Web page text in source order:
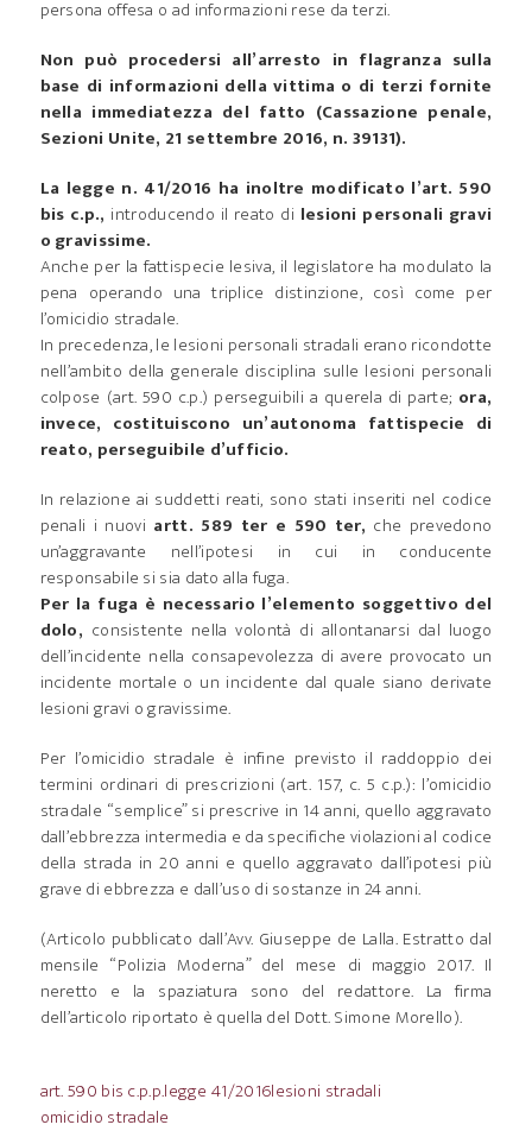
persona offesa o ad informazioni rese da terzi.
Non può procedersi all’arresto in flagranza sulla
base di informazioni della vittima o di terzi fornite
nella immediatezza del fatto (Cassazione penale,
Sezioni Unite, 21 settembre 2016, n. 39131).
La legge n. 41/2016 ha inoltre modificato l’art. 590
bis c.p., introducendo il reato di lesioni personali gravi
o gravissime.
Anche per la fattispecie lesiva, il legislatore ha modulato la
pena operando una triplice distinzione, così come per
l’omicidio stradale.
In precedenza, le lesioni personali stradali erano ricondotte
nell’ambito della generale disciplina sulle lesioni personali
colpose (art. 590 c.p.) perseguibili a querela di parte; ora,
invece, costituiscono un’autonoma fattispecie di
reato, perseguibile d’ufficio.
In relazione ai suddetti reati, sono stati inseriti nel codice
penali i nuovi artt. 589 ter e 590 ter, che prevedono
un’aggravante nell’ipotesi in cui in conducente
responsabile si sia dato alla fuga.
Per la fuga è necessario l’elemento soggettivo del
dolo, consistente nella volontà di allontanarsi dal luogo
dell’incidente nella consapevolezza di avere provocato un
incidente mortale o un incidente dal quale siano derivate
lesioni gravi o gravissime.
Per l’omicidio stradale è infine previsto il raddoppio dei
termini ordinari di prescrizioni (art. 157, c. 5 c.p.): l’omicidio
stradale “semplice” si prescrive in 14 anni, quello aggravato
dall’ebbrezza intermedia e da specifiche violazioni al codice
della strada in 20 anni e quello aggravato dall’ipotesi più
grave di ebbrezza e dall’uso di sostanze in 24 anni.
(Articolo pubblicato dall’Avv. Giuseppe de Lalla. Estratto dal
mensile “Polizia Moderna” del mese di maggio 2017. Il
neretto e la spaziatura sono del redattore. La firma
dell’articolo riportato è quella del Dott. Simone Morello).
art. 590 bis c.p.p.legge 41/2016lesioni stradali
omicidio stradale